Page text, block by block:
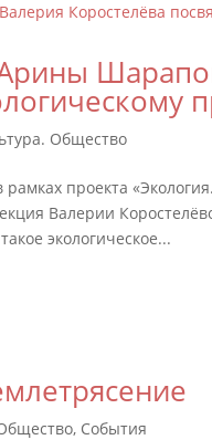
Общество
проекта
Валерии
экологическое...
, События